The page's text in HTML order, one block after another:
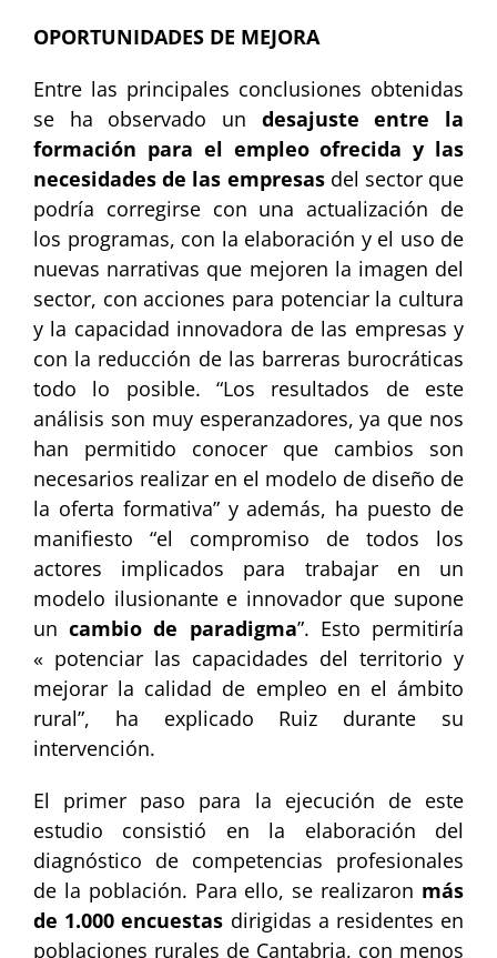
OPORTUNIDADES DE MEJORA
Entre las principales conclusiones obtenidas
se ha observado un desajuste entre la
formación para el empleo ofrecida y las
necesidades de las empresasdel sector que
podría corregirse con una actualización de
los programas, con la elaboración y el uso de
nuevas narrativas que mejoren la imagen del
sector, con acciones para potenciar la cultura
y la capacidad innovadora de las empresas y
con la reducción de las barreras burocráticas
todo lo posible. “Los resultados de este
análisis son muy esperanzadores, ya que nos
han permitido conocer que cambios son
necesarios realizar en el modelo de diseño de
la oferta formativa” y además, ha puesto de
manifiesto “el compromiso de todos los
actores implicados para trabajar en un
modelo ilusionante e innovador que supone
uncambio de paradigma”. Esto permitiría
« potenciar las capacidades del territorio y
mejorar la calidad de empleo en el ámbito
rural”, ha explicado Ruiz durante su
intervención.
El primer paso para la ejecución de este
estudio consistió en la elaboración del
diagnóstico de competencias profesionales
de la población. Para ello, se realizaron más
de 1.000 encuestas dirigidas a residentes en
poblaciones rurales de Cantabria, con menos